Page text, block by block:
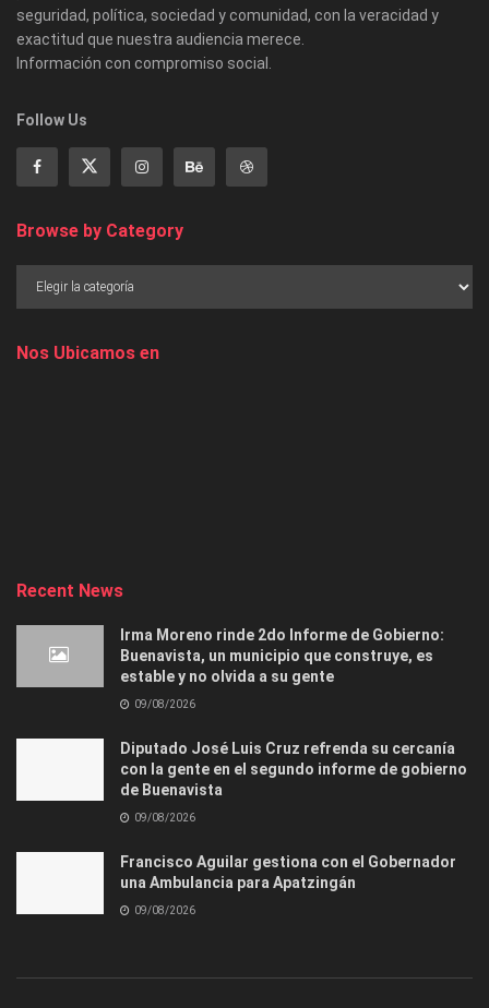
seguridad, política, sociedad y comunidad, con la veracidad y
exactitud que nuestra audiencia merece.
Información con compromiso social.
Follow Us
Browse by Category
Nos Ubicamos en
Recent News
Irma Moreno rinde 2do Informe de Gobierno:
Buenavista, un municipio que construye, es
estable y no olvida a su gente
09/08/2026
Diputado José Luis Cruz refrenda su cercanía
con la gente en el segundo informe de gobierno
de Buenavista
09/08/2026
Francisco Aguilar gestiona con el Gobernador
una Ambulancia para Apatzingán
09/08/2026